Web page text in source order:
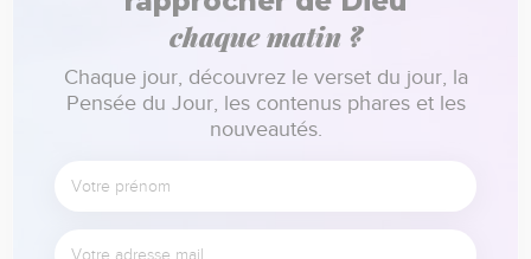
chaque matin ?
Chaque jour, découvrez le verset du jour, la
Pensée du Jour, les contenus phares et les
nouveautés.